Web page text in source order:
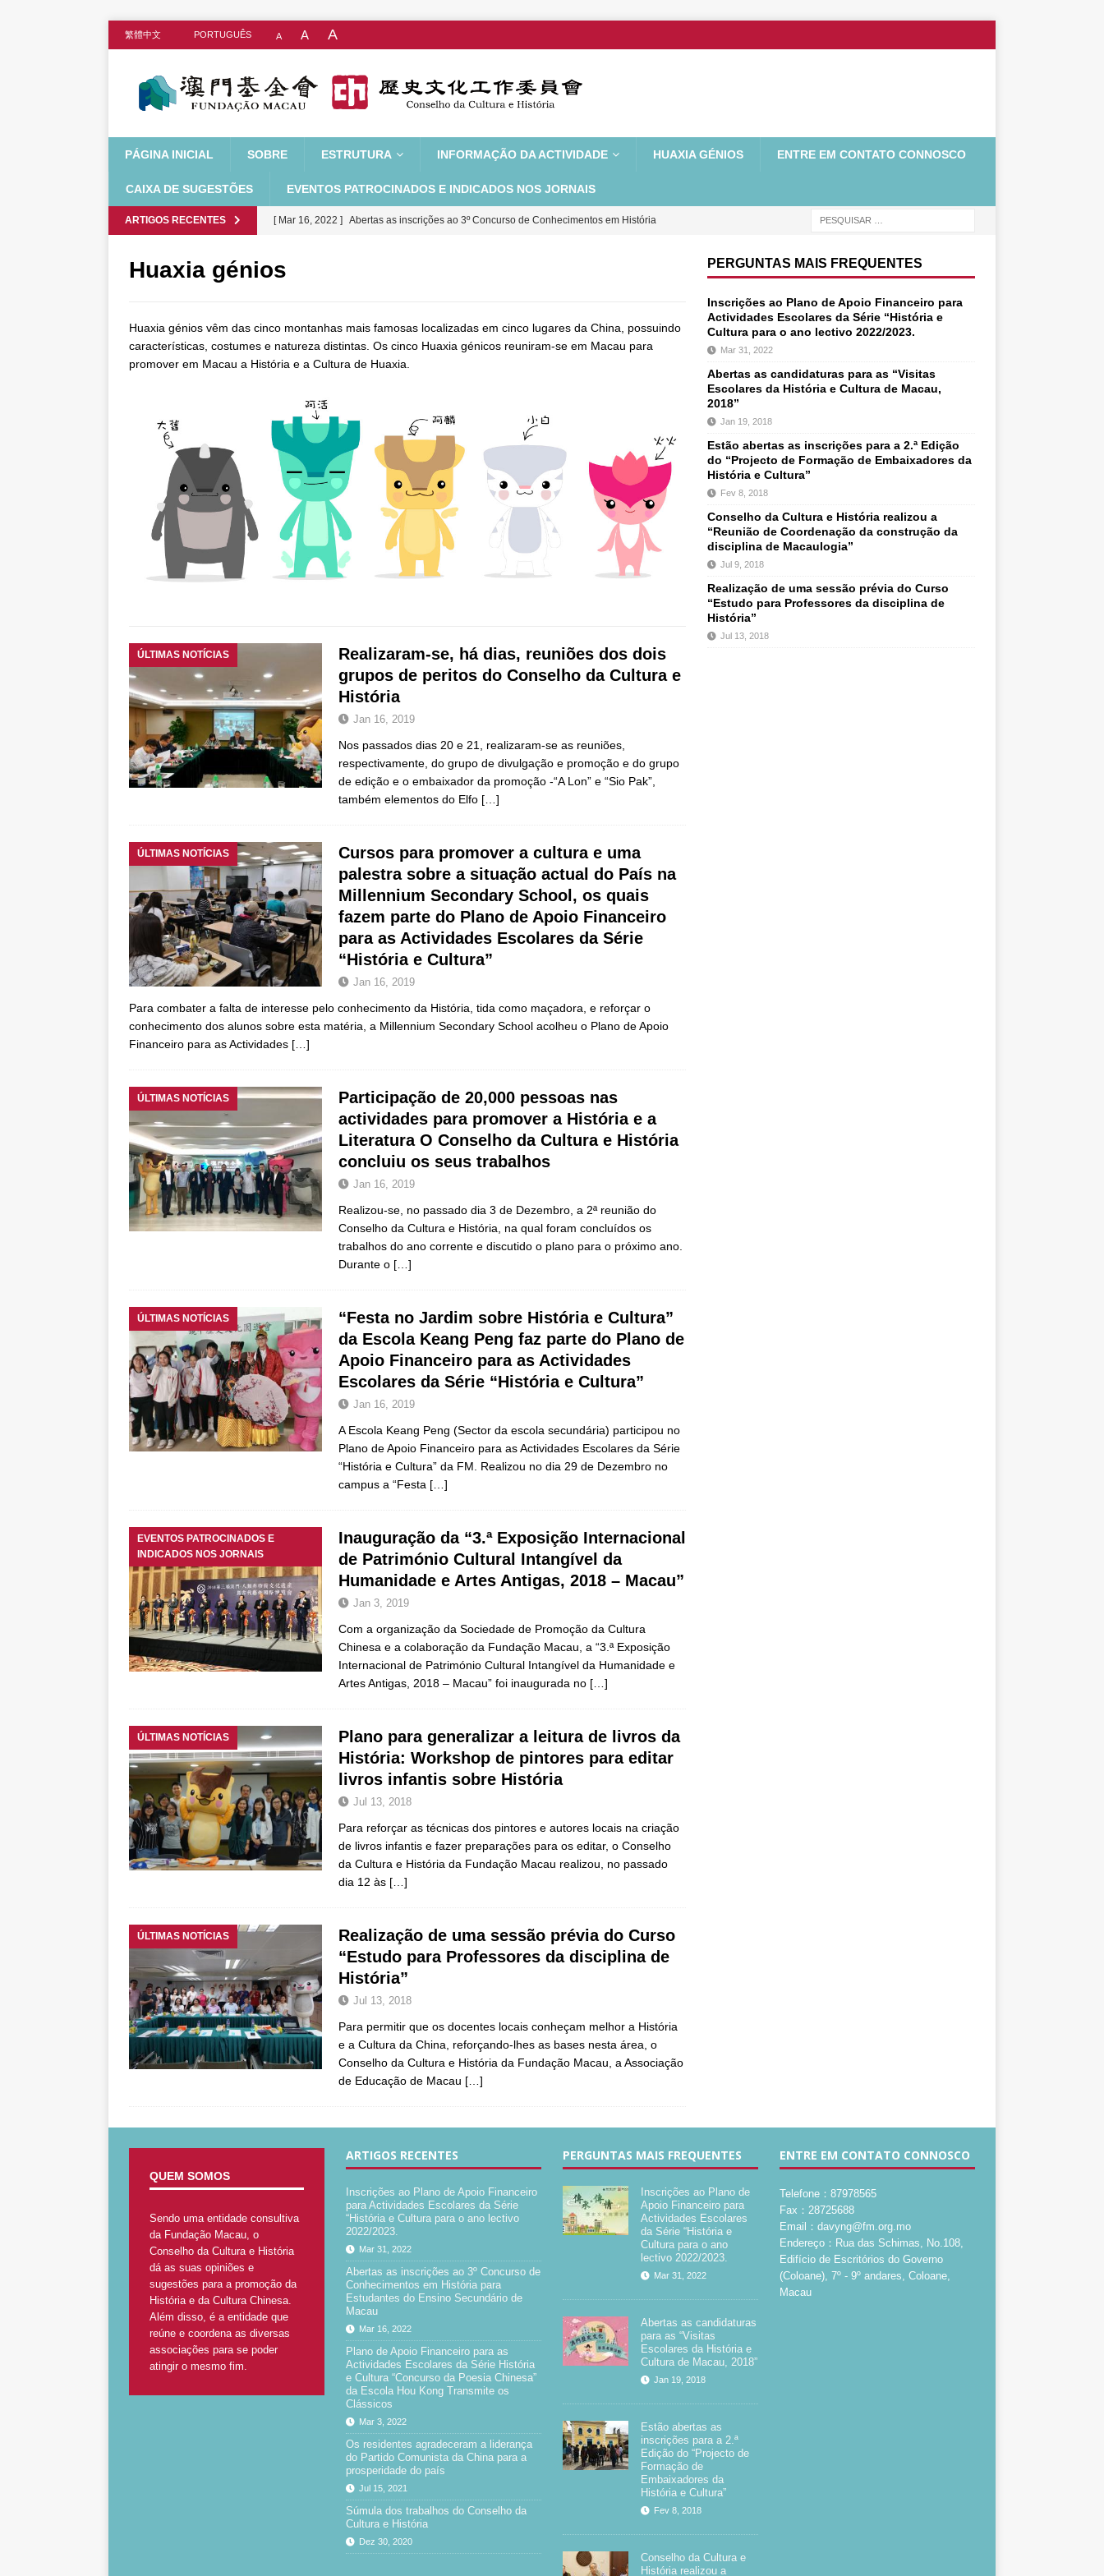
繁體中文 PORTUGUÊS A A A
PÁGINA INICIAL SOBRE ESTRUTURA INFORMAÇÃO DA ACTIVIDADE HUAXIA GÉNIOS ENTRE EM CONTATO CONNOSCO
CAIXA DE SUGESTÕES EVENTOS PATROCINADOS E INDICADOS NOS JORNAIS
ARTIGOS RECENTES [ Mar 16, 2022 ] Abertas as inscrições ao 3º Concurso de Conhecimentos em História
[ Mar 3, 2022 ]
ÚLTIMAS NOTÍCIAS
[ Jul 15, 2021 ] Os residentes agradeceram a liderança do Partido Comunista da China
[ Dez 30, 2020 ] Súmula dos trabalhos do Conselho da Cultura e História
PATROCINADOS E INDICADOS NOS JORNAIS
[ Mar 31, 2022 ] Inscrições ao Plano de Apoio Financeiro para Actividades Escolares da
Série “História e Cultura para o ano lectivo 2022/2023. ÚLTIMAS NOTÍCIAS
Huaxia génios
Huaxia génios vêm das cinco montanhas mais famosas localizadas em cinco lugares da China, possuindo
características, costumes e natureza distintas. Os cinco Huaxia génicos reuniram-se em Macau para
promover em Macau a História e a Cultura de Huaxia.
ÚLTIMAS NOTÍCIAS
Realizaram-se, há dias, reuniões dos dois
grupos de peritos do Conselho da Cultura e
História
Jan 16, 2019
Nos passados dias 20 e 21, realizaram-se as reuniões,
respectivamente, do grupo de divulgação e promoção e do grupo
de edição e o embaixador da promoção -“A Lon” e “Sio Pak”,
também elementos do Elfo […]
ÚLTIMAS NOTÍCIAS
Cursos para promover a cultura e uma
palestra sobre a situação actual do País na
Millennium Secondary School, os quais
fazem parte do Plano de Apoio Financeiro
para as Actividades Escolares da Série
“História e Cultura”
Jan 16, 2019
Para combater a falta de interesse pelo conhecimento da História, tida como maçadora, e reforçar o
conhecimento dos alunos sobre esta matéria, a Millennium Secondary School acolheu o Plano de Apoio
Financeiro para as Actividades […]
ÚLTIMAS NOTÍCIAS
Participação de 20,000 pessoas nas
actividades para promover a História e a
Literatura O Conselho da Cultura e História
concluiu os seus trabalhos
Jan 16, 2019
Realizou-se, no passado dia 3 de Dezembro, a 2ª reunião do
Conselho da Cultura e História, na qual foram concluídos os
trabalhos do ano corrente e discutido o plano para o próximo ano.
Durante o […]
ÚLTIMAS NOTÍCIAS
“Festa no Jardim sobre História e Cultura”
da Escola Keang Peng faz parte do Plano de
Apoio Financeiro para as Actividades
Escolares da Série “História e Cultura”
Jan 16, 2019
A Escola Keang Peng (Sector da escola secundária) participou no
Plano de Apoio Financeiro para as Actividades Escolares da Série
“História e Cultura” da FM. Realizou no dia 29 de Dezembro no
campus a “Festa […]
EVENTOS PATROCINADOS E
INDICADOS NOS JORNAIS
Inauguração da “3.ª Exposição Internacional
de Património Cultural Intangível da
Humanidade e Artes Antigas, 2018 – Macau”
Jan 3, 2019
Com a organização da Sociedade de Promoção da Cultura
Chinesa e a colaboração da Fundação Macau, a “3.ª Exposição
Internacional de Património Cultural Intangível da Humanidade e
Artes Antigas, 2018 – Macau” foi inaugurada no […]
ÚLTIMAS NOTÍCIAS
Plano para generalizar a leitura de livros da
História: Workshop de pintores para editar
livros infantis sobre História
Jul 13, 2018
Para reforçar as técnicas dos pintores e autores locais na criação
de livros infantis e fazer preparações para os editar, o Conselho
da Cultura e História da Fundação Macau realizou, no passado
dia 12 às […]
ÚLTIMAS NOTÍCIAS
Realização de uma sessão prévia do Curso
“Estudo para Professores da disciplina de
História”
Jul 13, 2018
Para permitir que os docentes locais conheçam melhor a História
e a Cultura da China, reforçando-lhes as bases nesta área, o
Conselho da Cultura e História da Fundação Macau, a Associação
de Educação de Macau […]
PERGUNTAS MAIS FREQUENTES
Inscrições ao Plano de Apoio Financeiro para
Actividades Escolares da Série “História e
Cultura para o ano lectivo 2022/2023.
Mar 31, 2022
Abertas as candidaturas para as “Visitas
Escolares da História e Cultura de Macau,
2018”
Jan 19, 2018
Estão abertas as inscrições para a 2.ª Edição
do “Projecto de Formação de Embaixadores da
História e Cultura”
Fev 8, 2018
Conselho da Cultura e História realizou a
“Reunião de Coordenação da construção da
disciplina de Macaulogia”
Jul 9, 2018
Realização de uma sessão prévia do Curso
“Estudo para Professores da disciplina de
História”
Jul 13, 2018
QUEM SOMOS
Sendo uma entidade consultiva
da Fundação Macau, o
Conselho da Cultura e História
dá as suas opiniões e
sugestões para a promoção da
História e da Cultura Chinesa.
Além disso, é a entidade que
reúne e coordena as diversas
associações para se poder
atingir o mesmo fim.
ARTIGOS RECENTES
Inscrições ao Plano de Apoio Financeiro
para Actividades Escolares da Série
“História e Cultura para o ano lectivo
2022/2023.
Mar 31, 2022
Abertas as inscrições ao 3º Concurso de
Conhecimentos em História para
Estudantes do Ensino Secundário de
Macau
Mar 16, 2022
Plano de Apoio Financeiro para as
Actividades Escolares da Série História
e Cultura “Concurso da Poesia Chinesa”
da Escola Hou Kong Transmite os
Clássicos
Mar 3, 2022
Os residentes agradeceram a liderança
do Partido Comunista da China para a
prosperidade do país
Jul 15, 2021
Súmula dos trabalhos do Conselho da
Cultura e História
Dez 30, 2020
PERGUNTAS MAIS FREQUENTES
Inscrições ao Plano de
Apoio Financeiro para
Actividades Escolares
da Série “História e
Cultura para o ano
lectivo 2022/2023.
Mar 31, 2022
Abertas as candidaturas
para as “Visitas
Escolares da História e
Cultura de Macau, 2018”
Jan 19, 2018
Estão abertas as
inscrições para a 2.ª
Edição do “Projecto de
Formação de
Embaixadores da
História e Cultura”
Fev 8, 2018
Conselho da Cultura e
História realizou a
ENTRE EM CONTATO CONNOSCO
Telefone：87978565
Fax：28725688
Email：davyng@fm.org.mo
Endereço：Rua das Schimas, No.108,
Edifício de Escritórios do Governo
(Coloane), 7º - 9º andares, Coloane,
Macau